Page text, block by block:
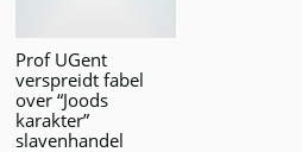
Prof UGent
verspreidt fabel
over “Joods
karakter”
slavenhandel